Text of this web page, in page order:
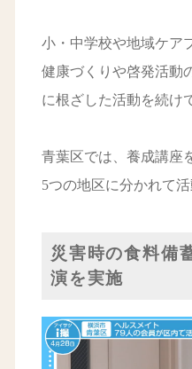
小・中学校や地域ケア
健康づくりや啓発活動
に根ざした活動を続け
青葉区では、養成講座
5つの地区に分かれて活
災害時の食料備
演を実施